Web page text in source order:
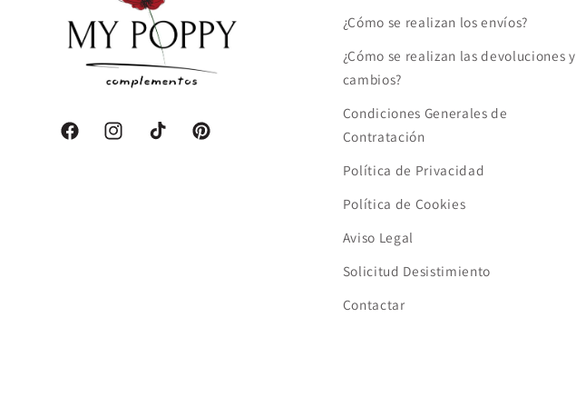
FacebookInstagramTikTok Pinterest
¿Cómo se realizan los envíos?
¿Cómo se realizan las devoluciones y
cambios?
Condiciones Generales de
Contratación
Política de Privacidad
Política de Cookies
Aviso Legal
Solicitud Desistimiento
Contactar